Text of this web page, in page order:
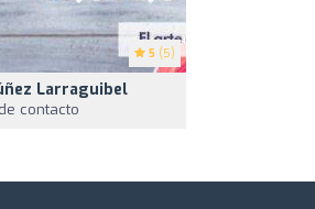
5 (5)
Larraguibel
contacto